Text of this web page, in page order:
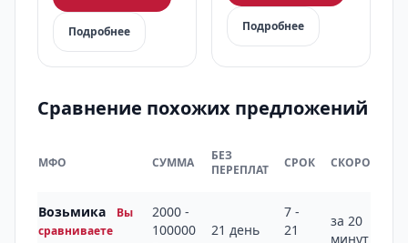
Подробнее Подробнее
Сравнение похожих предложений
МФО СУММА
БЕЗ
ПЕРЕПЛАТ
СРОК СКОРОСТЬ
Возьмика
Вы
сравниваете
2000 -
100000
21 день
7 -
21
за 20
минут